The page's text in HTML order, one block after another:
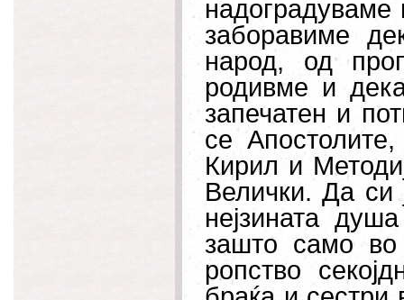
заборавиме
народ, од
родивме и
запечатен и
се
Кирил и
Велички. Да си
нејзината
зашто само
ропство